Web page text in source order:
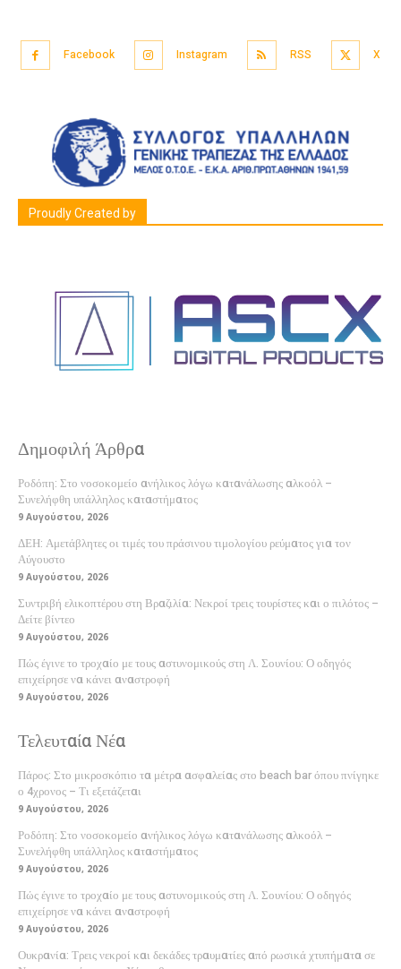
Facebook Instagram RSS X
Proudly Created by
Δημοφιλή Άρθρα
Ροδόπη: Στο νοσοκομείο ανήλικος λόγω κατανάλωσης αλκοόλ –
Συνελήφθη υπάλληλος καταστήματος
9 Αυγούστου, 2026
ΔΕΗ: Αμετάβλητες οι τιμές του πράσινου τιμολογίου ρεύματος για τον
Αύγουστο
9 Αυγούστου, 2026
Συντριβή ελικοπτέρου στη Βραζιλία: Νεκροί τρεις τουρίστες και ο πιλότος –
Δείτε βίντεο
9 Αυγούστου, 2026
Πώς έγινε το τροχαίο με τους αστυνομικούς στη Λ. Σουνίου: Ο οδηγός
επιχείρησε να κάνει αναστροφή
9 Αυγούστου, 2026
Τελευταία Νέα
Πάρος: Στο μικροσκόπιο τα μέτρα ασφαλείας στο beach bar όπου πνίγηκε
ο 4χρονος – Τι εξετάζεται
9 Αυγούστου, 2026
Ροδόπη: Στο νοσοκομείο ανήλικος λόγω κατανάλωσης αλκοόλ –
Συνελήφθη υπάλληλος καταστήματος
9 Αυγούστου, 2026
Πώς έγινε το τροχαίο με τους αστυνομικούς στη Λ. Σουνίου: Ο οδηγός
επιχείρησε να κάνει αναστροφή
9 Αυγούστου, 2026
Ουκρανία: Τρεις νεκροί και δεκάδες τραυματίες από ρωσικά χτυπήματα σε